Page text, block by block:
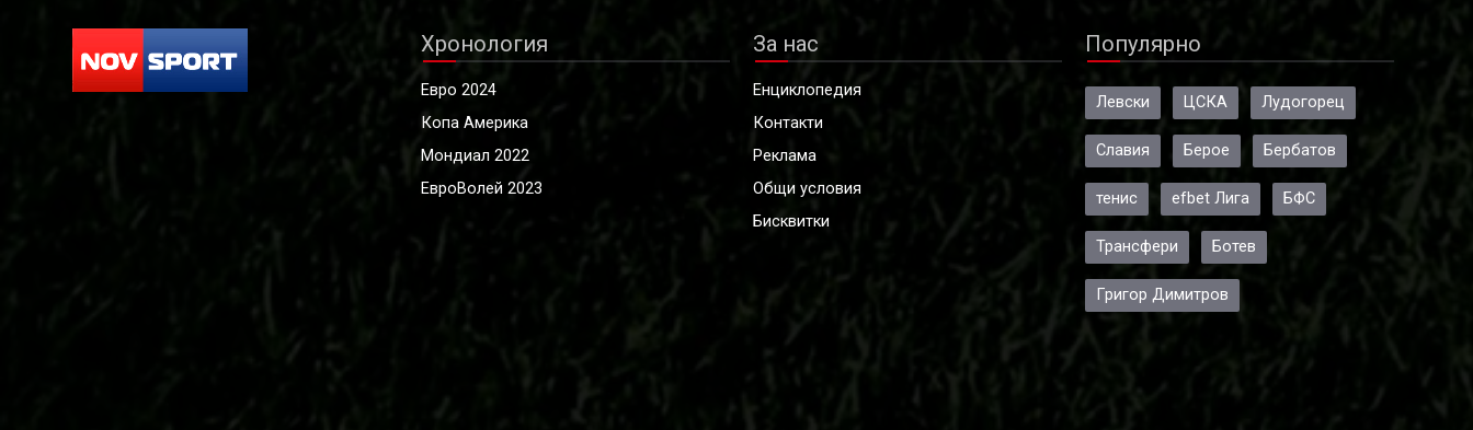
Хронология
Евро 2024
Копа Америка
Мондиал 2022
ЕвроВолей 2023
За нас
Енциклопедия
Контакти
Реклама
Общи условия
Бисквитки
Популярно
Левски ЦСКА Лудогорец
Славия Берое Бербатов
тенис efbet Лига БФС
Трансфери Ботев
Григор Димитров